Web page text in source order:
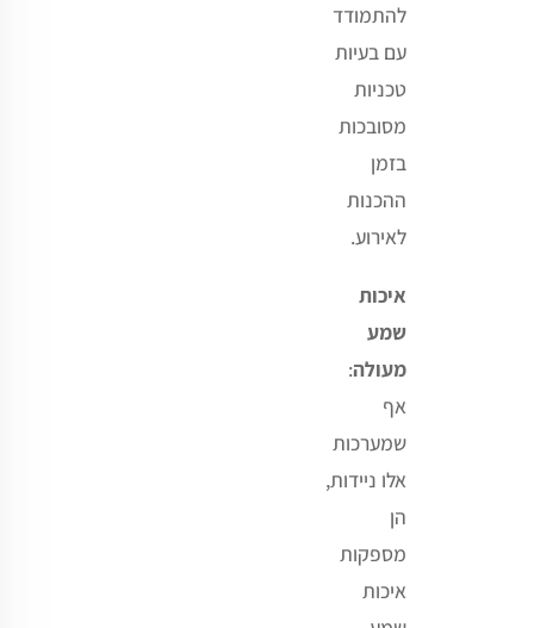
להתמודד
עם בעיות
טכניות
מסובכות
בזמן
ההכנות
לאירוע.
איכות
שמע
מעולה:
אף
שמערכות
אלו ניידות,
הן
מספקות
איכות